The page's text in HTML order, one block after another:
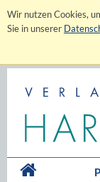
Wir nutzen Cookies,
Sie in unserer